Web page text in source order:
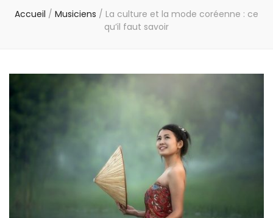
Accueil / Musiciens / La culture et la mode coréenne : ce
qu’il faut savoir